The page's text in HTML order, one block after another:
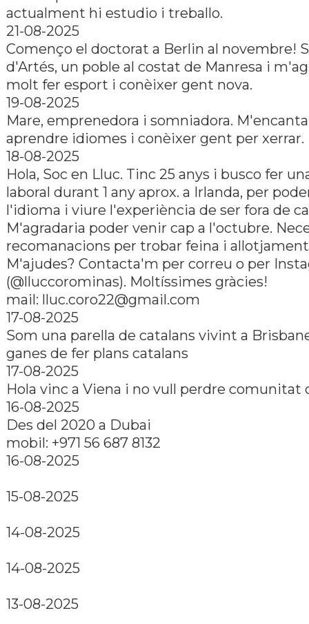
actualment hi estudio i treballo.
21-08-2025
Començo el doctorat a Berlin al novembre!
d'Artés, un poble al costat de Manresa i
molt fer esport i conèixer gent nova.
19-08-2025
Mare, emprenedora i somniadora.
aprendre idiomes i conèixer gent per xerrar.
18-08-2025
Hola, Soc en Lluc. Tinc 25 anys i busco fer
laboral durant 1 any aprox. a Irlanda, per
l'idioma i viure l'experiència de ser fora de
M'agradaria poder venir cap a l'octubre.
recomanacions per trobar feina i
M'ajudes? Contacta'm per correu o per
(@lluccorominas). Moltíssimes gràcies!
mail: lluc.coro22@gmail.com
17-08-2025
Som una parella de catalans vivint a
ganes de fer plans catalans
17-08-2025
Hola vinc a Viena i no vull perdre comunitat
16-08-2025
Des del 2020 a Dubai
mobil: +971 56 687 8132
16-08-2025
15-08-2025
14-08-2025
14-08-2025
13-08-2025